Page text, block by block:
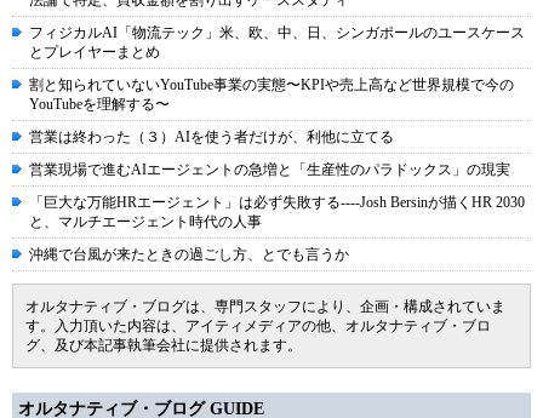
フィジカルAI「物流テック」米、欧、中、日、シンガポールのユースケース
とプレイヤーまとめ
割と知られていないYouTube事業の実態〜KPIや売上高など世界規模で今の
YouTubeを理解する〜
営業は終わった（３）AIを使う者だけが、利他に立てる
営業現場で進むAIエージェントの急増と「生産性のパラドックス」の現実
「巨大な万能HRエージェント」は必ず失敗する----Josh Bersinが描くHR 2030
と、マルチエージェント時代の人事
沖縄で台風が来たときの過ごし方、とでも言うか
オルタナティブ・ブログは、専門スタッフにより、企画・構成されていま
す。入力頂いた内容は、アイティメディアの他、オルタナティブ・ブロ
グ、及び本記事執筆会社に提供されます。
オルタナティブ・ブログ GUIDE